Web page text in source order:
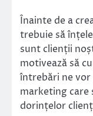
Înainte de a
trebuie să
sunt clienții
motivează să
întrebări ne vor
marketing care
dorințelor